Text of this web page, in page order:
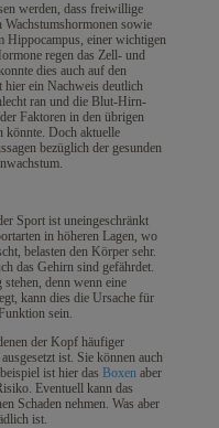
werden, dass freiwillige
sowie
Hippocampus, einer wichtigen
regen das Zell- und
dies auch auf den
hier ein Nachweis deutlich
ran und die Blut-Hirn-
Faktoren in den übrigen
könnte. Doch aktuelle
bezüglich der gesunden
Sport ist uneingeschränkt
in höheren Lagen, wo
belasten den Körper sehr.
das Gehirn sind gefährdet.
denn wenn eine
kann dies die Ursache für
sein.
der Kopf häufiger
ist. Sie können auch
ist hier das Boxenaber
Eventuell kann das
Schaden nehmen. Was aber
ist.